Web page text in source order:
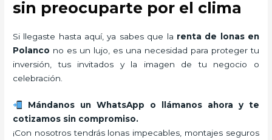
sin preocuparte por el clima
Si llegaste hasta aquí, ya sabes que la renta de lonas en
Polanco no es un lujo, es una necesidad para proteger tu
inversión, tus invitados y la imagen de tu negocio o
celebración.
Mándanos un WhatsApp o llámanos ahora y te
cotizamos sin compromiso.
¡Con nosotros tendrás lonas impecables, montajes seguros